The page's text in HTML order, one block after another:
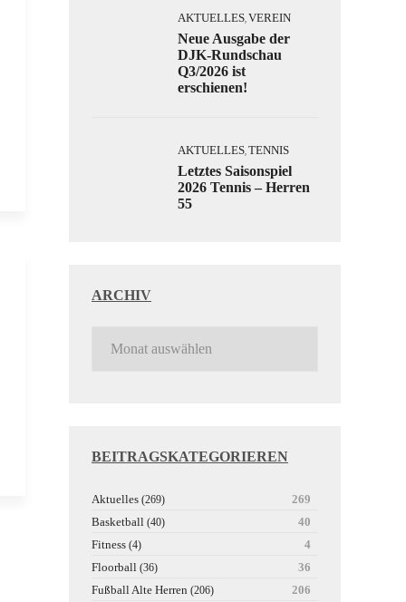
AKTUELLES, VEREIN
Neue Ausgabe der
DJK-Rundschau
Q3/2026 ist
erschienen!
AKTUELLES, TENNIS
Letztes Saisonspiel
2026 Tennis – Herren
55
ARCHIV
BEITRAGSKATEGORIEREN
Aktuelles (269)
269
Basketball (40)
40
Fitness (4)
4
Floorball (36)
36
Fußball Alte Herren (206)
206